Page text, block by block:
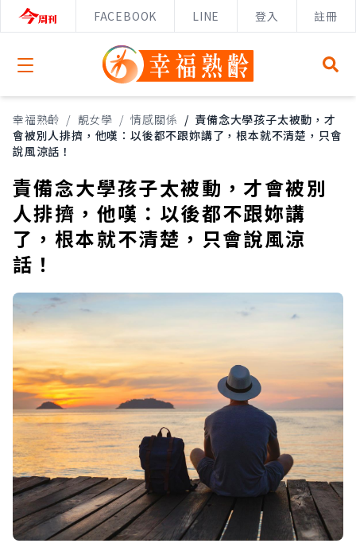
FACEBOOK LINE 登入 註冊
Open menu
幸福熟齡 / 靚女學 / 情感關係 / 責備念大學孩子太被動，才
會被別人排擠，他嘆：以後都不跟妳講了，根本就不清楚，只會
說風涼話！
責備念大學孩子太被動，才會被別
人排擠，他嘆：以後都不跟妳講
了，根本就不清楚，只會說風涼
話！